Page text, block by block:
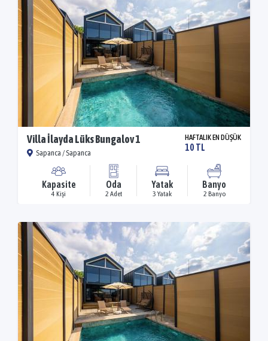
Villa İlayda Lüks Bungalov 1
Sapanca / Sapanca
HAFTALIK EN DÜŞÜK
10 TL
Kapasite
4 Kişi
Oda
2 Adet
Yatak
3 Yatak
Banyo
2 Banyo